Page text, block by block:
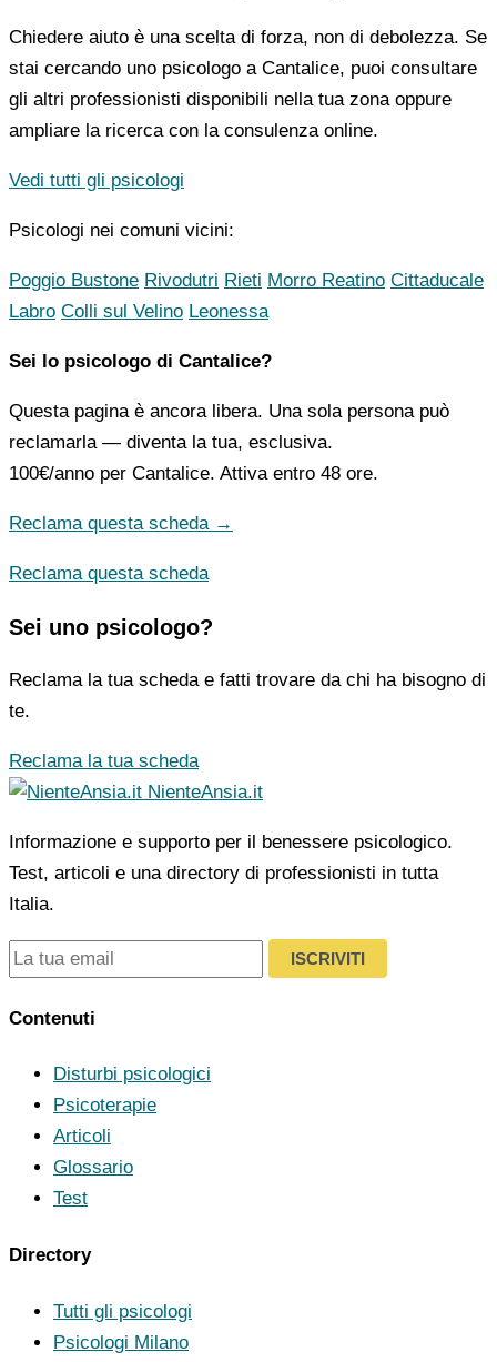
Chiedere aiuto è una scelta di forza, non di debolezza. Se
stai cercando uno psicologo a Cantalice, puoi consultare
gli altri professionisti disponibili nella tua zona oppure
ampliare la ricerca con la consulenza online.
Vedi tutti gli psicologi
Psicologi nei comuni vicini:
Poggio Bustone Rivodutri Rieti Morro Reatino Cittaducale
Labro Colli sul Velino Leonessa
Sei lo psicologo di Cantalice?
Questa pagina è ancora libera. Una sola persona può
reclamarla — diventa la tua, esclusiva.
100€/anno per Cantalice. Attiva entro 48 ore.
Reclama questa scheda →
Reclama questa scheda
Sei uno psicologo?
Reclama la tua scheda e fatti trovare da chi ha bisogno di
te.
Reclama la tua scheda
NienteAnsia.it
Informazione e supporto per il benessere psicologico.
Test, articoli e una directory di professionisti in tutta
Italia.
ISCRIVITI
Contenuti
Disturbi psicologici
Psicoterapie
Articoli
Glossario
Test
Directory
Tutti gli psicologi
Psicologi Milano